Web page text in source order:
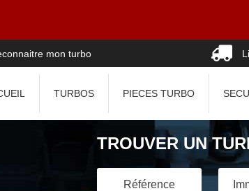
mon turbo
TURBOS PIECES TURBO
TROUVER UN
Référence